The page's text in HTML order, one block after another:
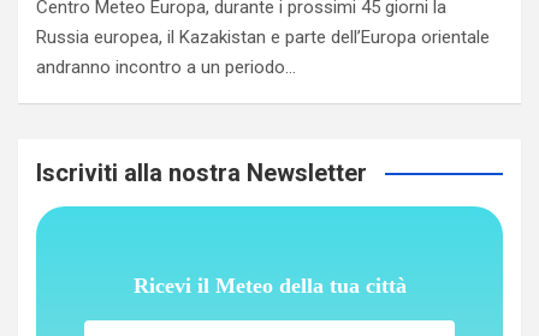
Centro Meteo Europa, durante i prossimi 45 giorni la
Russia europea, il Kazakistan e parte dell’Europa orientale
andranno incontro a un periodo…
Iscriviti alla nostra Newsletter
Ricevi il Meteo della tua città